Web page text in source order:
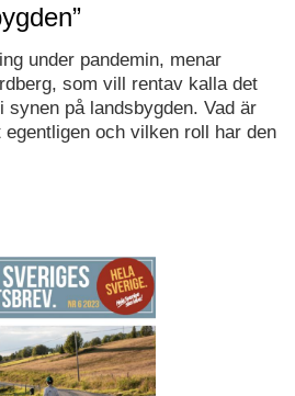
under pandemin, menar
som vill rentav kalla det
på landsbygden. Vad är
egentligen och vilken roll har den